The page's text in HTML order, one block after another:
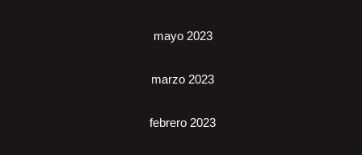
mayo 2023
marzo 2023
febrero 2023